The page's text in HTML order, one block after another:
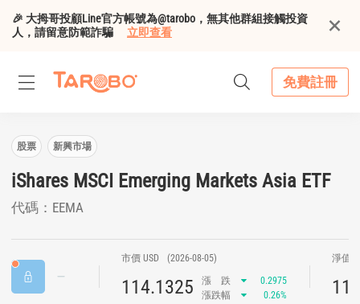
🎉 大拇哥投顧Line官方帳號為@tarobo，無其他群組接觸投資
人，請留意防範詐騙
立即查看
免費註冊
股票 新興市場
iShares MSCI Emerging Markets Asia ETF
代碼：EEMA
市價 USD (2026-08-05)
114.1325 漲 跌
0.2975
漲跌幅
0.26%
淨值